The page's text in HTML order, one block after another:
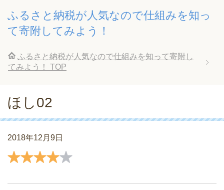
ふるさと納税が人気なので仕組みを知っ
て寄附してみよう！
ふるさと納税が人気なので仕組みを知って寄附し
てみよう！
TOP
ほし02
2018年12月9日